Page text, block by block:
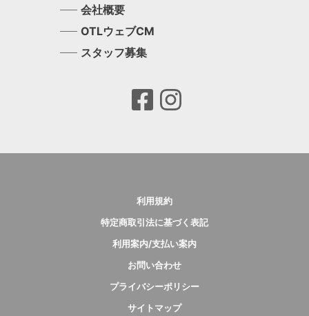
会社概要
OTLウェブCM
スタッフ募集
利用規約
特定商取引法に基づく表記
利用案内/支払い案内
お問い合わせ
プライバシーポリシー
サイトマップ